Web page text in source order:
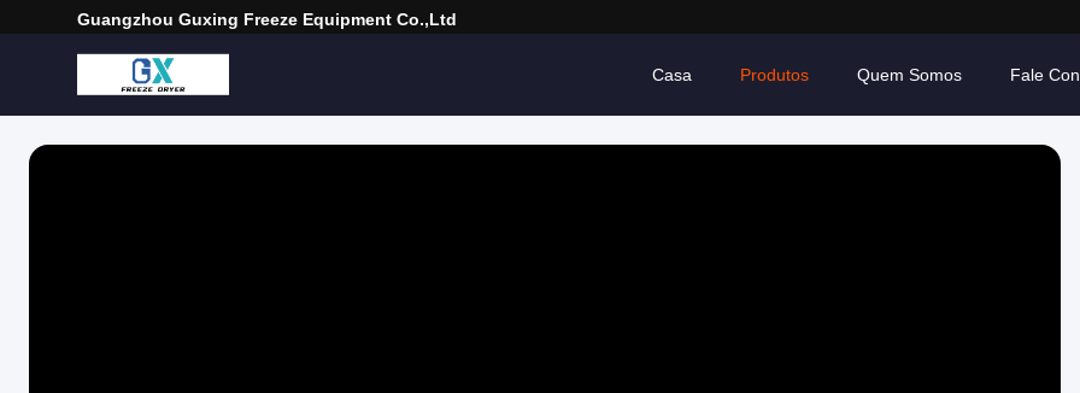
Guangzhou Guxing Freeze Equipment Co.,Ltd
Casa Produtos Quem Somos Fale